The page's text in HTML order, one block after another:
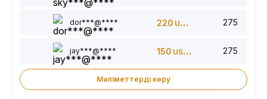
dor***@**** 220 USDT 275
jay***@**** 150 USDT 275
Мәліметтерді көру